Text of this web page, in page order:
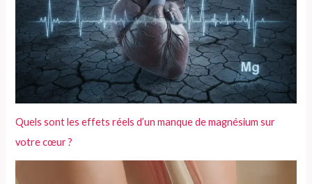
Quels sont les effets réels d’un manque de magnésium sur
votre cœur ?